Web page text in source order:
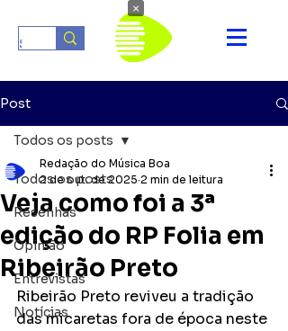
Post
Todos os posts
Resenhas
Opinião
Entrevistas
Notícias
Todos os posts
Veja como foi a 3ª
edição do RP Folia em
Ribeirão Preto
Redação do Música Boa
2 de out. de 2025 2 min de leitura
Ribeirão Preto reviveu a tradição
das micaretas fora de época neste
×